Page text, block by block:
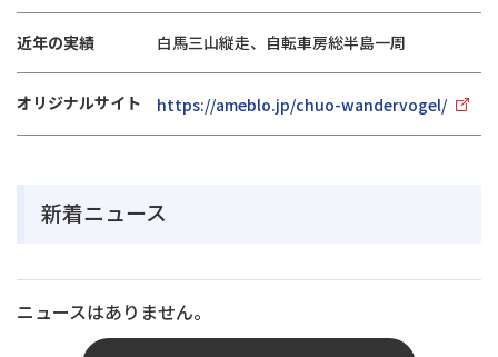
近年の実績 白馬三山縦走、自転車房総半島一周
オリジナルサイト https://ameblo.jp/chuo-wandervogel/
新着ニュース
ニュースはありません。